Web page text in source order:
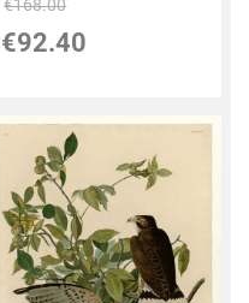
€168.00
€92.40